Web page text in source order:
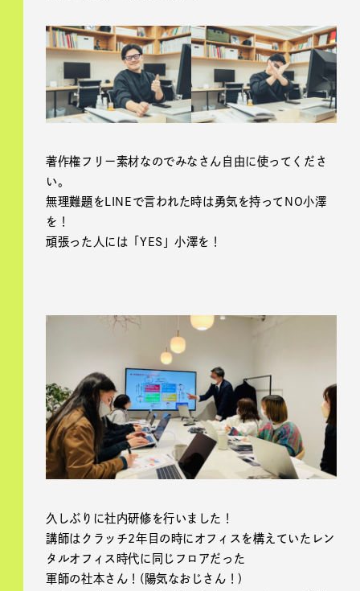
著作権フリー素材なのでみなさん自由に使ってくださ
い。
無理難題をLINEで言われた時は勇気を持ってNO小澤
を！
頑張った人には「YES」小澤を！
久しぶりに社内研修を行いました！
講師はクラッチ2年目の時にオフィスを構えていたレン
タルオフィス時代に同じフロアだった
軍師の社本さん！(陽気なおじさん！)